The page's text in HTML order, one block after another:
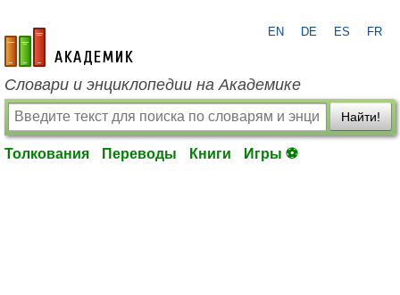
academic.ru
EN DE ES FR
Словари и энциклопедии на Академике
Найти!
Толкования Переводы Книги Игры ⚽